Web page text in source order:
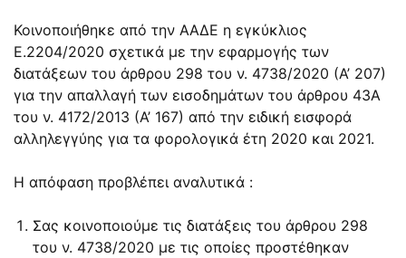
Κοινοποιήθηκε από την ΑΑΔΕ η εγκύκλιος
Ε.2204/2020 σχετικά με την εφαρμογής των
διατάξεων του άρθρου 298 του ν. 4738/2020 (Α’ 207)
για την απαλλαγή των εισοδημάτων του άρθρου 43Α
του ν. 4172/2013 (Α’ 167) από την ειδική εισφορά
αλληλεγγύης για τα φορολογικά έτη 2020 και 2021.
Η απόφαση προβλέπει αναλυτικά :
Σας κοινοποιούμε τις διατάξεις του άρθρου 298
του ν. 4738/2020 με τις οποίες προστέθηκαν